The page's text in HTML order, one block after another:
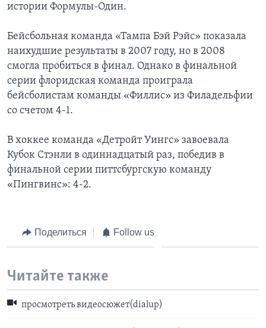
истории Формулы-Один.
Бейсбольная команда «Тампа Бэй Рэйс» показала
наихудшие результаты в 2007 году, но в 2008
смогла пробиться в финал. Однако в финальной
серии флоридская команда проиграла
бейсболистам команды «Филлис» из Филадельфии
со счетом 4-1.
В хоккее команда «Детройт Уингс» завоевала
Кубок Стэнли в одиннадцатый раз, победив в
финальной серии питтсбургскую команду
«Пингвинс»: 4-2.
Поделиться Follow us
Читайте также
просмотреть видеосюжет(dialup)